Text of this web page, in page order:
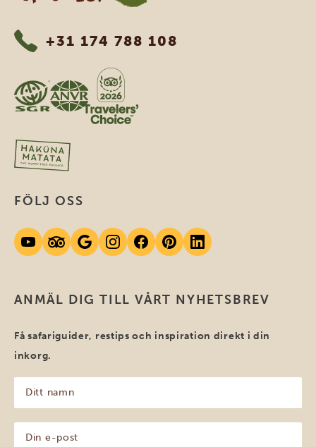
+31 174 788 108
ANMÄL DIG TILL VÅRT NYHETSBREV
Få safariguider, restips och inspiration direkt i din
inkorg.
namn
(Obligatoriskt)
FÖLJ OSS